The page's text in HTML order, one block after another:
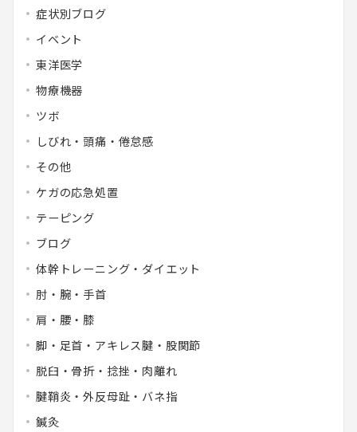
症状別ブログ
イベント
東洋医学
物療機器
ツボ
しびれ・頭痛・倦怠感
その他
ケガの応急処置
テーピング
ブログ
体幹トレーニング・ダイエット
肘・腕・手首
肩・腰・膝
脚・足首・アキレス腱・股関節
脱臼・骨折・捻挫・肉離れ
腱鞘炎・外反母趾・バネ指
鍼灸